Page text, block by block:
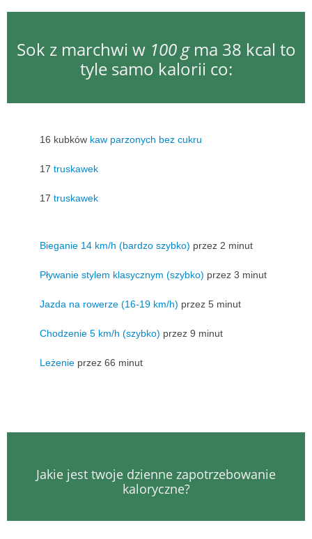
Sok z marchwi w 100 gma 38 kcal to
tyle samo kalorii co:
16 kubków kaw parzonych bez cukru
17 truskawek
17 truskawek
Bieganie 14 km/h (bardzo szybko) przez 2 minut
Pływanie stylem klasycznym (szybko) przez 3 minut
Jazda na rowerze (16-19 km/h) przez 5 minut
Chodzenie 5 km/h (szybko) przez 9 minut
Leżenie przez 66 minut
Jakie jest twoje dzienne zapotrzebowanie
kaloryczne?